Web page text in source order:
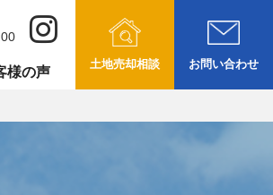
様の声
土地売却相談 お問い合わせ